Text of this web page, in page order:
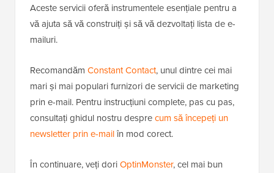
Aceste servicii oferă instrumentele esențiale pentru a
vă ajuta să vă construiți și să vă dezvoltați lista de e-
mailuri.
Recomandăm Constant Contact, unul dintre cei mai
mari și mai populari furnizori de servicii de marketing
prin e-mail. Pentru instrucțiuni complete, pas cu pas,
consultați ghidul nostru desprecum să începeți un
newsletter prin e-mailîn mod corect.
În continuare, veți doriOptinMonster, cel mai bun